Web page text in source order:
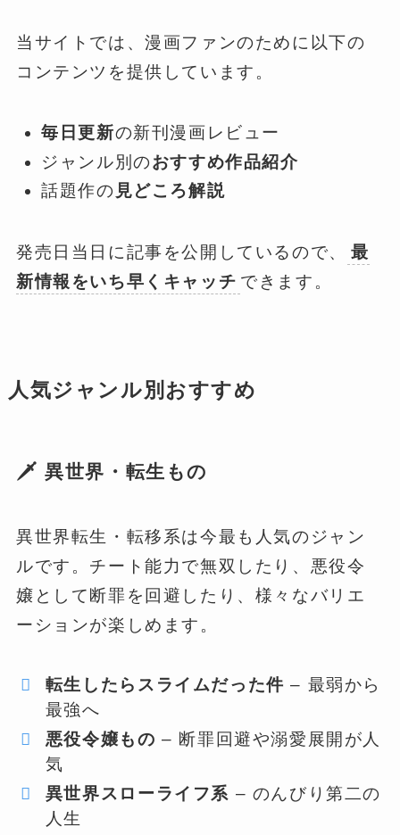
当サイトでは、漫画ファンのために以下の
コンテンツを提供しています。
毎日更新の新刊漫画レビュー
ジャンル別のおすすめ作品紹介
話題作の 見どころ解説
発売日当日に記事を公開しているので、
最
新情報をいち早くキャッチ できます。
人気ジャンル別おすすめ
🗡️ 異世界・転生もの
異世界転生・転移系は今最も人気のジャン
ルです。チート能力で無双したり、悪役令
嬢として断罪を回避したり、様々なバリエ
ーションが楽しめます。
転生したらスライムだった件 – 最弱から
最強へ
悪役令嬢もの – 断罪回避や溺愛展開が人
気
異世界スローライフ系 – のんびり第二の
人生